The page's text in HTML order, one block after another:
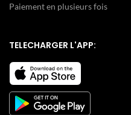
Paiement en plusieurs fois
TELECHARGER L'APP: